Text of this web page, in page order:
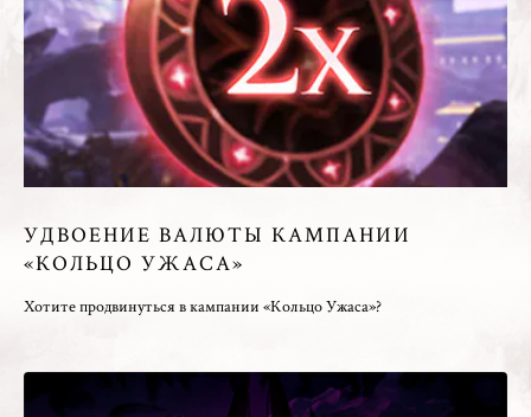
УДВОЕНИЕ ВАЛЮТЫ КАМПАНИИ
«КОЛЬЦО УЖАСА»
Хотите продвинуться в кампании «Кольцо Ужаса»?